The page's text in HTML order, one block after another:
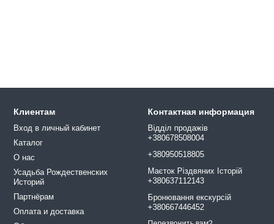
Клиентам
Вход в личный кабинет
Каталог
О нас
Усадьба Рождественских
Историй
Партнёрам
Оплата и доставка
Контактная информация
Відділ продажів
+380678508004
+380950518805
Маєток Різдвяних Історій
+380637112143
Бронювання екскурсій
+380667446452